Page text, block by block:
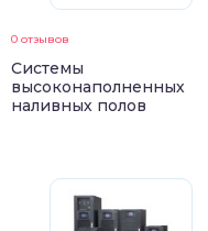
0 отзывов
Системы
высоконаполненных
наливных полов